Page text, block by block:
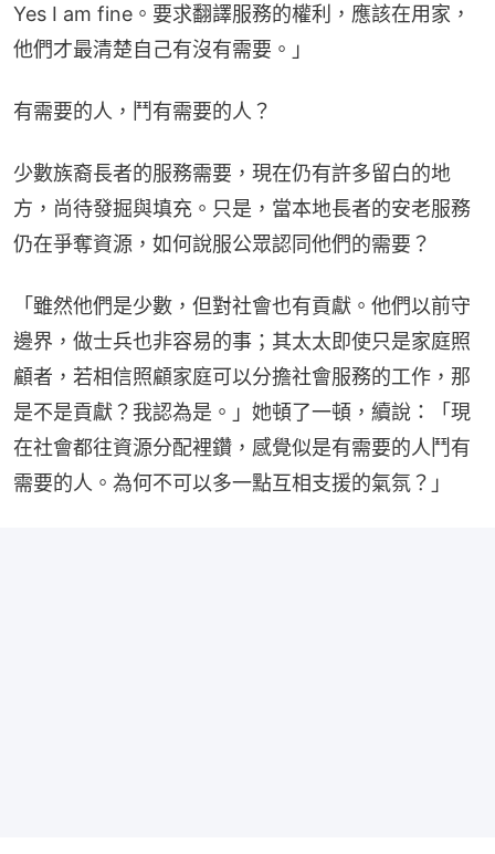
Yes I am fine。要求翻譯服務的權利，應該在用家，
他們才最清楚自己有沒有需要。」
有需要的人，鬥有需要的人？
少數族裔長者的服務需要，現在仍有許多留白的地
方，尚待發掘與填充。只是，當本地長者的安老服務
仍在爭奪資源，如何說服公眾認同他們的需要？
「雖然他們是少數，但對社會也有貢獻。他們以前守
邊界，做士兵也非容易的事；其太太即使只是家庭照
顧者，若相信照顧家庭可以分擔社會服務的工作，那
是不是貢獻？我認為是。」她頓了一頓，續說：「現
在社會都往資源分配裡鑽，感覺似是有需要的人鬥有
需要的人。為何不可以多一點互相支援的氣氛？」